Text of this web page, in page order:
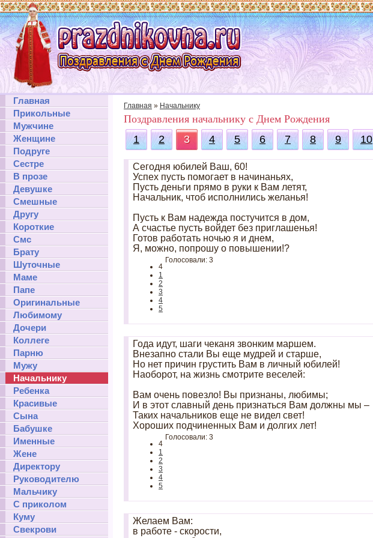
Главная
Прикольные
Мужчине
Женщине
Подруге
Сестре
В прозе
Девушке
Смешные
Другу
Короткие
Смс
Брату
Шуточные
Маме
Папе
Оригинальные
Любимому
Дочери
Коллеге
Парню
Мужу
Начальнику
Ребенка
Красивые
Сына
Бабушке
Именные
Жене
Директору
Руководителю
Мальчику
С приколом
Куму
Свекрови
Главная » Начальнику
Поздравления начальнику с Днем Рождения
1
2 3 4 5 6 7 8 9 10
Сегодня юбилей Ваш, 60!
Успех пусть помогает в начинаньях,
Пусть деньги прямо в руки к Вам летят,
Начальник, чтоб исполнились желанья!
Пусть к Вам надежда постучится в дом,
А счастье пусть войдет без приглашенья!
Готов работать ночью я и днем,
Я, можно, попрошу о повышении!?
4
1
2
3
4
5
Голосовали: 3
Года идут, шаги чеканя звонким маршем.
Внезапно стали Вы еще мудрей и старше,
Но нет причин грустить Вам в личный юбилей!
Наоборот, на жизнь смотрите веселей:
Вам очень повезло! Вы признаны, любимы;
И в этот славный день признаться Вам должны мы –
Таких начальников еще не видел свет!
Хороших подчиненных Вам и долгих лет!
4
1
2
3
4
5
Голосовали: 3
Желаем Вам:
в работе - скорости,